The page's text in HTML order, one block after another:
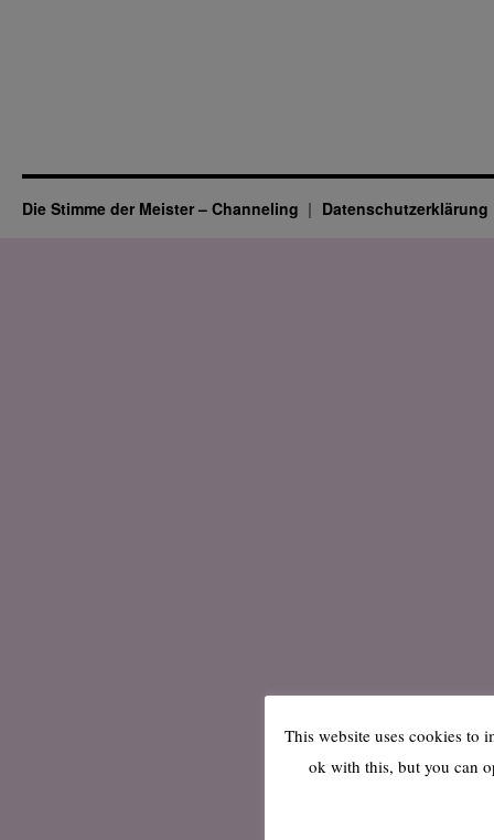
Die Stimme der Meister – Channeling Datenschutz­erklärung
This website uses cookies to
ok with this, but you can